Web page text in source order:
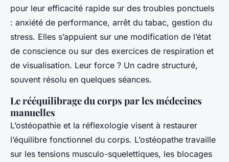
pour leur efficacité rapide sur des troubles ponctuels
: anxiété de performance, arrêt du tabac, gestion du
stress. Elles s’appuient sur une modification de l’état
de conscience ou sur des exercices de respiration et
de visualisation. Leur force ? Un cadre structuré,
souvent résolu en quelques séances.
Le rééquilibrage du corps par les médecines
manuelles
L’ostéopathie et la réflexologie visent à restaurer
l’équilibre fonctionnel du corps. L’ostéopathe travaille
sur les tensions musculo-squelettiques, les blocages